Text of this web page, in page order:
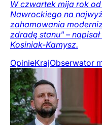
W czwartek mija rok
Nawrockiego na
zahamowania
zdradę stanu" –
Kosiniak-Kamysz.
OpinieKrajObserwator